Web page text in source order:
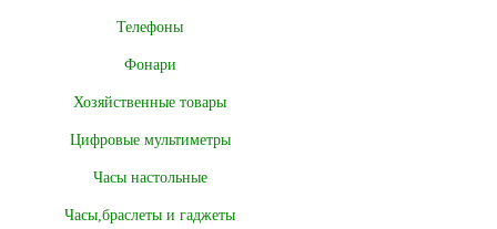
Телефоны
Фонари
Хозяйственные товары
Цифровые мультиметры
Часы настольные
Часы,браслеты и гаджеты